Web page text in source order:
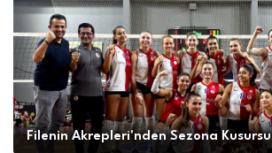
Filenin Akrepleri'nden Sezona